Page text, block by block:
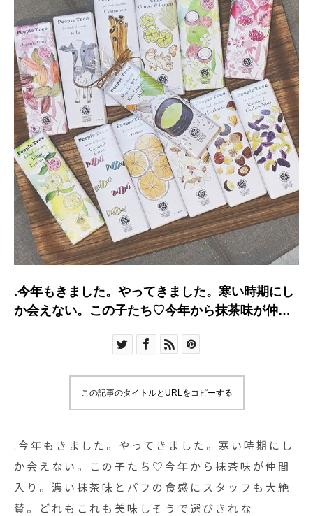
.今年もきました。やってきました。寒い時期にし
か会えない。この子たち♡今年から抹茶味が仲間
賛。どれもこれも美味しそうで選びきれな
です♡目でも口でも楽しめるピープルツリーのチ
いします︎..#ピープルツリー #peopletree #people
tree#フェアトレード #チョコ#フェアトレード チ
ョコ#板チョコ#冬季限定#おやつ #おかし #甘いも
この記事のタイトルとURLをコピーする
.今年もきました。やってきました。寒い時期にし
か会えない。この子たち♡今年から抹茶味が仲間
入り。濃い抹茶味とパフの食感にスタッフも大絶
賛。どれもこれも美味しそうで選びきれな